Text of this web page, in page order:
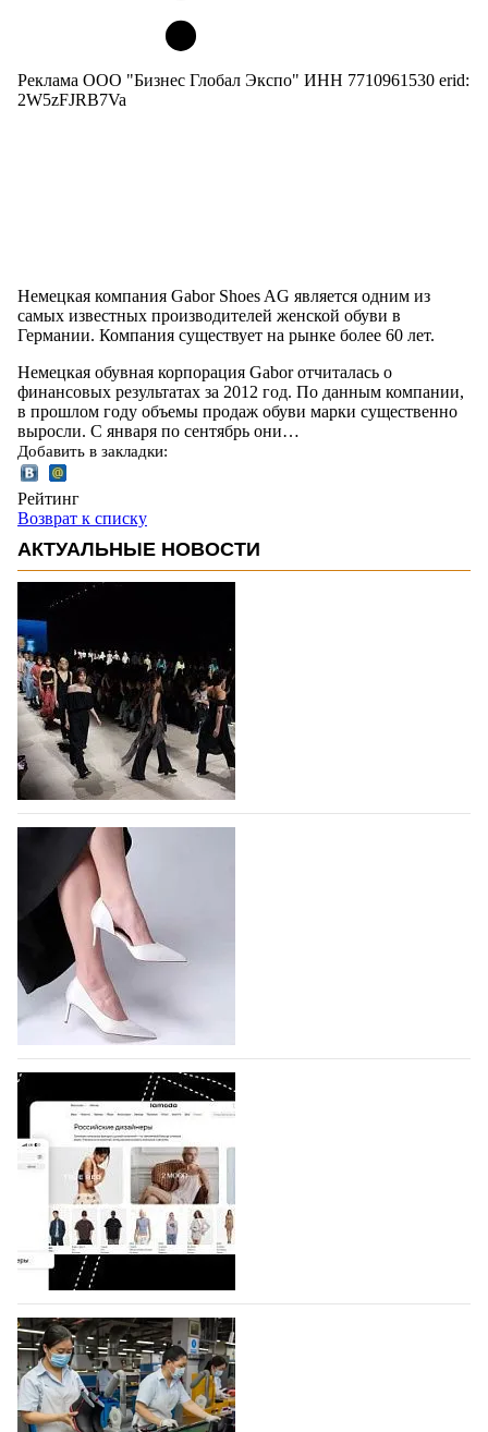
Реклама ООО "Бизнес Глобал Экспо" ИНН 7710961530 erid:
2W5zFJRB7Va
Немецкая компания Gabor Shoes AG является одним из
самых известных производителей женской обуви в
Германии. Компания существует на рынке более 60 лет.
Немецкая обувная корпорация Gabor отчиталась о
финансовых результатах за 2012 год. По данным компании,
в прошлом году объемы продаж обуви марки существенно
выросли. С января по сентябрь они…
Добавить в закладки:
Рейтинг
Возврат к списку
АКТУАЛЬНЫЕ НОВОСТИ
На участие в Московской неделе моды
подано 1047 заявок
На участие в седьмой Московской неделе моды,
которая пройдет в российской столице с 26 сентября
по 1 октября, уже подано 1047 заявок. Примерно
половину из них (494) прислали дизайнеры,
коллекции которых не были представлены в…
07.08.2026 577
BALLINA представит свои новинки на Euro
Shoes
Компания BALLINA Guangzhou Lihuang Footwear
Co., Ltd., основанная в 2011 году и расположенная в
Гуанчжоу, столице моды Китая, является
профессиональной обувной компанией,
объединяющей разработку, производство и…
07.08.2026 432
На платформе Lamoda - новый раздел и
условия продвижения локальных
дизайнерских марок